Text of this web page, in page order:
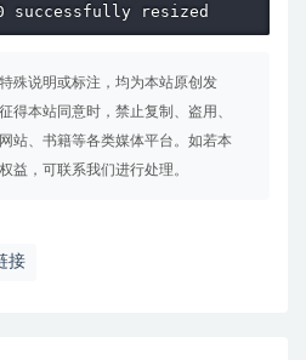
successfully resized
殊说明或标注，均为本站原创发
得本站同意时，禁止复制、盗用、
站、书籍等各类媒体平台。如若本
益，可联系我们进行处理。
接